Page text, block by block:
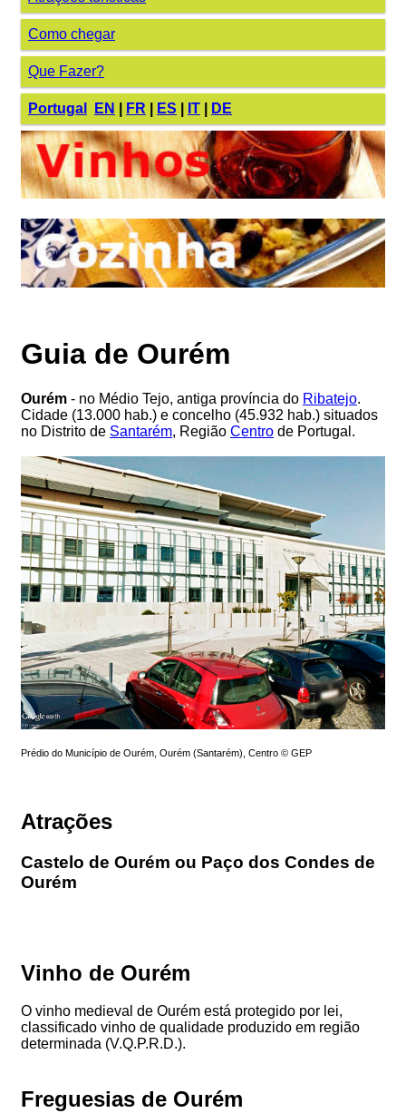
Como chegar
Que Fazer?
Portugal EN FR ES IT DE
Guia de Ourém
Ourém - no Médio Tejo, antiga província do Ribatejo.
Cidade (13.000 hab.) e concelho (45.932 hab.) situados
no Distrito de Santarém, Região Centro de Portugal.
Prédio do Município de Ourém, Ourém (Santarém), Centro © GEP
Atrações
Castelo de Ourém ou Paço dos Condes de
Ourém
Vinho de Ourém
O vinho medieval de Ourém está protegido por lei,
classificado vinho de qualidade produzido em região
determinada (V.Q.P.R.D.).
Freguesias de Ourém